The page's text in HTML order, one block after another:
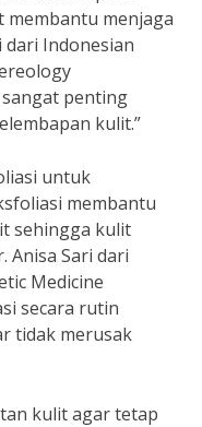
membantu menjaga
dari Indonesian
penting
kulit.”
untuk
membantu
sehingga kulit
Anisa Sari dari
Medicine
secara rutin
tidak merusak
kulit agar tetap